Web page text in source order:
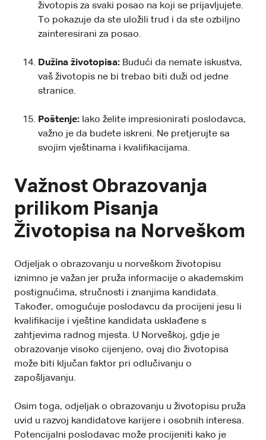
životopis za svaki posao na koji se prijavljujete.
To pokazuje da ste uložili trud i da ste ozbiljno
zainteresirani za posao.
Dužina životopisa: Budući da nemate iskustva,
vaš životopis ne bi trebao biti duži od jedne
stranice.
Poštenje: Iako želite impresionirati poslodavca,
važno je da budete iskreni. Ne pretjerujte sa
svojim vještinama i kvalifikacijama.
Važnost Obrazovanja
prilikom Pisanja
Životopisa na Norveškom
Odjeljak o obrazovanju u norveškom životopisu
iznimno je važan jer pruža informacije o akademskim
postignućima, stručnosti i znanjima kandidata.
Također, omogućuje poslodavcu da procijeni jesu li
kvalifikacije i vještine kandidata usklađene s
zahtjevima radnog mjesta. U Norveškoj, gdje je
obrazovanje visoko cijenjeno, ovaj dio životopisa
može biti ključan faktor pri odlučivanju o
zapošljavanju.
Osim toga, odjeljak o obrazovanju u životopisu pruža
uvid u razvoj kandidatove karijere i osobnih interesa.
Potencijalni poslodavac može procijeniti kako je